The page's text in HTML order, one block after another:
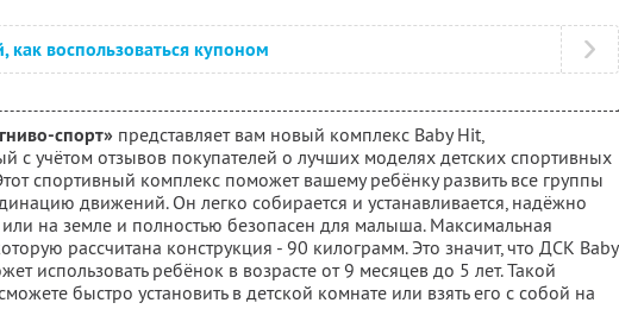
как воспользоваться купоном
спорт» представляет вам новый комплекс Baby Hit,
с учётом отзывов покупателей о лучших моделях детских спортивных
спортивный комплекс поможет вашему ребёнку развить все группы
движений. Он легко собирается и устанавливается, надёжно
или на земле и полностью безопасен для малыша. Максимальная
рассчитана конструкция - 90 килограмм. Это значит, что ДСК Baby
использовать ребёнок в возрасте от 9 месяцев до 5 лет. Такой
быстро установить в детской комнате или взять его с собой на